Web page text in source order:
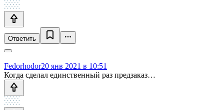
Ответить
Fedorhodor20 янв 2021 в 10:51
Когда сделал единственный раз предзаказ…